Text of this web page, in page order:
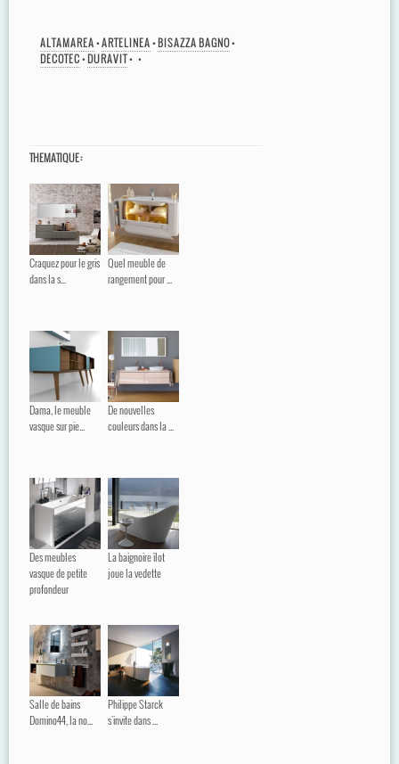
ALTAMAREA•ARTELINEA•BISAZZA BAGNO•
DECOTEC•DURAVIT• •
THEMATIQUE :
Craquez pour le gris
dans la s...
Quel meuble de
rangement pour ...
Dama, le meuble
vasque sur pie...
De nouvelles
couleurs dans la ...
Des meubles
vasque de petite
profondeur
La baignoire îlot
joue la vedette
Salle de bains
Domino44, la no...
Philippe Starck
s'invite dans ...